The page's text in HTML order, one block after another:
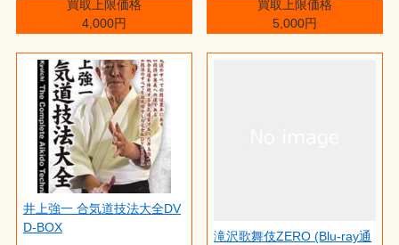
買取上限価格
4,000円
買取上限価格
5,000円
井上強一 合気道技法大全DV
D-BOX
滝沢歌舞伎ZERO (Blu-ray通